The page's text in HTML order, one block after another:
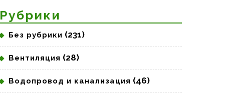
Рубрики
Без рубрики (231)
Вентиляция (28)
Водопровод и канализация (46)